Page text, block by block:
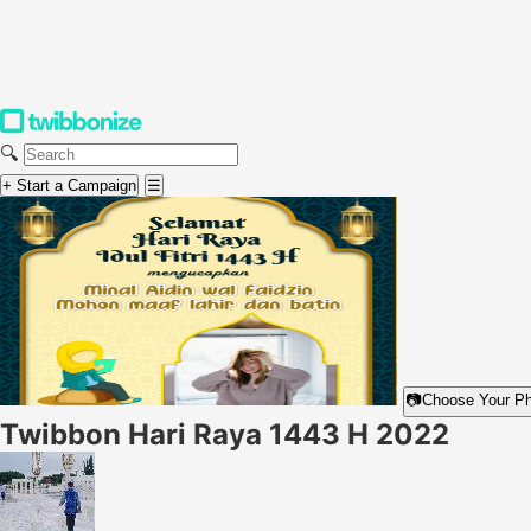
🔍
+ Start a Campaign ☰
📷Choose Your
Twibbon Hari Raya 1443 H 2022